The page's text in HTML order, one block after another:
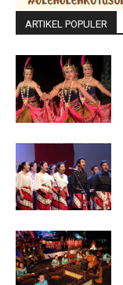
ARTIKEL POPULER